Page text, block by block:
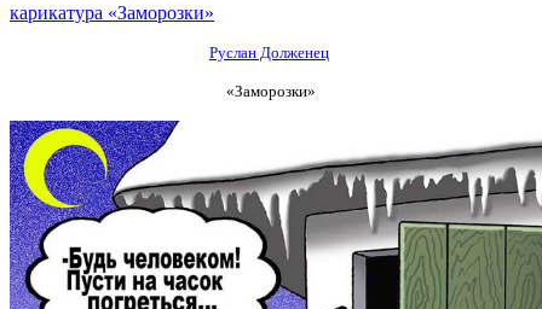
карикатура «Заморозки»
Руслан Долженец
«Заморозки»